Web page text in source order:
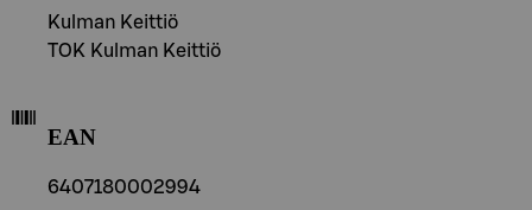
Kulman Keittiö
TOK Kulman Keittiö
EAN
6407180002994